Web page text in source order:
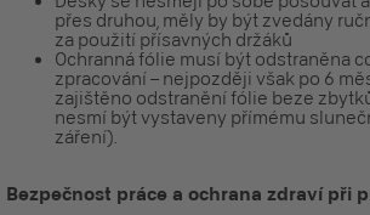
přes druhou, měly by být zvedány
za použití přísavných držáků
Ochranná fólie musí být odstraněna
zpracování – nejpozději však po 6
zajištěno odstranění fólie beze
nesmí být vystaveny přímému
záření).
Bezpečnost práce a ochrana zdraví při